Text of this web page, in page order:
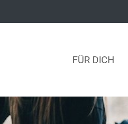
FÜR DICH